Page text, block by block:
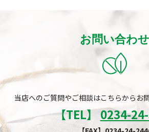
お問い合わせ
当店へのご質問やご相談はこちらからお
【TEL】 0234-